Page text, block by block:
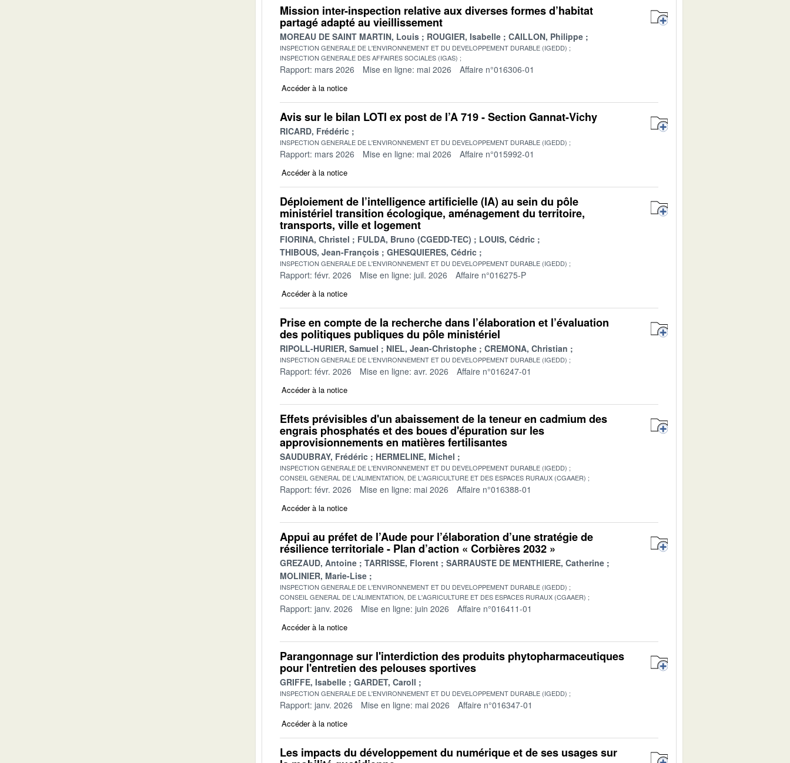
Mission inter-inspection relative aux diverses formes d’habitat
partagé adapté au vieillissement
MOREAU DE SAINT MARTIN, Louis ROUGIER, Isabelle CAILLON, Philippe
INSPECTION GENERALE DE L'ENVIRONNEMENT ET DU DEVELOPPEMENT DURABLE (IGEDD)
INSPECTION GENERALE DES AFFAIRES SOCIALES (IGAS)
Rapport: mars 2026 Mise en ligne: mai 2026 Affaire n°016306-01
Accéder à la notice
Avis sur le bilan LOTI ex post de l’A 719 - Section Gannat-Vichy
RICARD, Frédéric
INSPECTION GENERALE DE L'ENVIRONNEMENT ET DU DEVELOPPEMENT DURABLE (IGEDD)
Rapport: mars 2026 Mise en ligne: mai 2026 Affaire n°015992-01
Accéder à la notice
Déploiement de l’intelligence artificielle (IA) au sein du pôle
ministériel transition écologique, aménagement du territoire,
transports, ville et logement
FIORINA, Christel FULDA, Bruno (CGEDD-TEC)
LOUIS, Cédric
THIBOUS, Jean-François
GHESQUIERES, Cédric
INSPECTION GENERALE DE L'ENVIRONNEMENT ET DU DEVELOPPEMENT DURABLE (IGEDD)
Rapport: févr. 2026 Mise en ligne: juil. 2026 Affaire n°016275-P
Accéder à la notice
Prise en compte de la recherche dans l’élaboration et l’évaluation
des politiques publiques du pôle ministériel
RIPOLL-HURIER, Samuel NIEL, Jean-Christophe CREMONA, Christian
INSPECTION GENERALE DE L'ENVIRONNEMENT ET DU DEVELOPPEMENT DURABLE (IGEDD)
Rapport: févr. 2026 Mise en ligne: avr. 2026 Affaire n°016247-01
Accéder à la notice
Effets prévisibles d'un abaissement de la teneur en cadmium des
engrais phosphatés et des boues d'épuration sur les
approvisionnements en matières fertilisantes
SAUDUBRAY, Frédéric HERMELINE, Michel
INSPECTION GENERALE DE L'ENVIRONNEMENT ET DU DEVELOPPEMENT DURABLE (IGEDD)
CONSEIL GENERAL DE L'ALIMENTATION, DE L'AGRICULTURE ET DES ESPACES RURAUX (CGAAER)
Rapport: févr. 2026 Mise en ligne: mai 2026 Affaire n°016388-01
Accéder à la notice
Appui au préfet de l’Aude pour l’élaboration d’une stratégie de
résilience territoriale - Plan d’action « Corbières 2032 »
GREZAUD, Antoine TARRISSE, Florent
SARRAUSTE DE MENTHIERE, Catherine
MOLINIER, Marie-Lise
INSPECTION GENERALE DE L'ENVIRONNEMENT ET DU DEVELOPPEMENT DURABLE (IGEDD)
CONSEIL GENERAL DE L'ALIMENTATION, DE L'AGRICULTURE ET DES ESPACES RURAUX (CGAAER)
Rapport: janv. 2026 Mise en ligne: juin 2026 Affaire n°016411-01
Accéder à la notice
Parangonnage sur l'interdiction des produits phytopharmaceutiques
pour l'entretien des pelouses sportives
GRIFFE, Isabelle GARDET, Caroll
INSPECTION GENERALE DE L'ENVIRONNEMENT ET DU DEVELOPPEMENT DURABLE (IGEDD)
Rapport: janv. 2026 Mise en ligne: mai 2026 Affaire n°016347-01
Accéder à la notice
Les impacts du développement du numérique et de ses usages sur